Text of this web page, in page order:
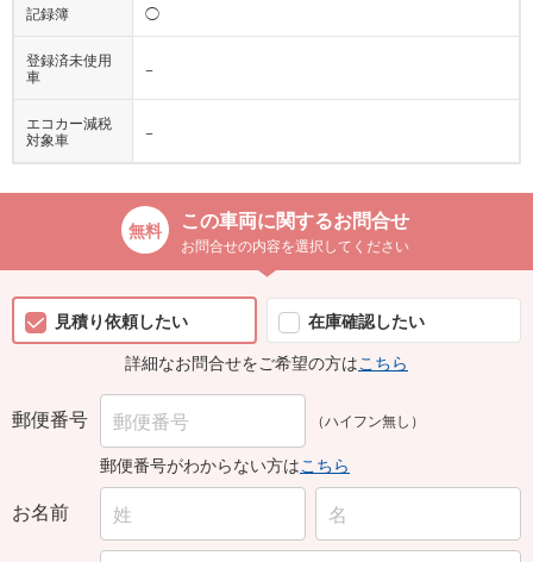
記録簿 ◯
登録済未使用
車
−
エコカー減税
対象車
−
この車両に関するお問合せ
お問合せの内容を選択してください
見積り依頼したい
在庫確認したい
詳細なお問合せをご希望の方はこちら
郵便番号 （ハイフン無し）
郵便番号がわからない方はこちら
お名前